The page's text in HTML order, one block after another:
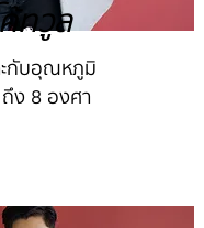
ทวูล
ะกับอุณหภูมิ
ง 8 องศา